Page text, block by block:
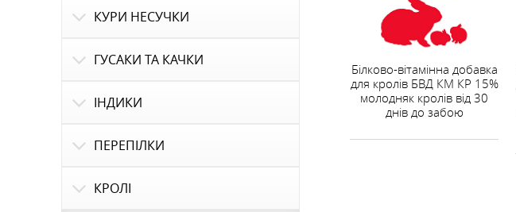
КУРИ НЕСУЧКИ
ГУСАКИ ТА КАЧКИ
ІНДИКИ
ПЕРЕПІЛКИ
КРОЛІ
Білково-вітамінна добавка
для кролів БВД КМ КР 15%
молодняк кролів від 30
днів до забою